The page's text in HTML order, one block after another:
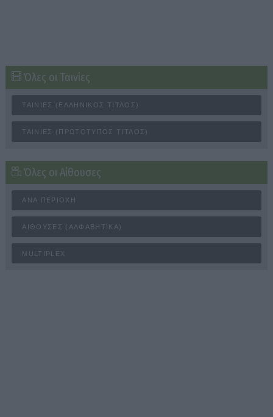
Όλες οι Ταινίες
ΤΑΙΝΊΕΣ (ΕΛΛΗΝΙΚΌΣ ΤΊΤΛΟΣ)
ΤΑΙΝΊΕΣ (ΠΡΩΤΌΤΥΠΟΣ ΤΊΤΛΟΣ)
Όλες οι Αίθουσες
ΑΝΆ ΠΕΡΙΟΧΉ
ΑΊΘΟΥΣΕΣ (ΑΛΦΑΒΗΤΙΚΆ)
MULTIPLEX